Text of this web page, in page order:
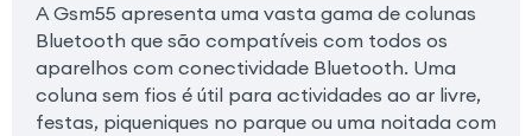
A Gsm55 apresenta uma vasta gama de colunas
Bluetooth que são compatíveis com todos os
aparelhos com conectividade Bluetooth. Uma
coluna sem fios é útil para actividades ao ar livre,
festas, piqueniques no parque ou uma noitada com